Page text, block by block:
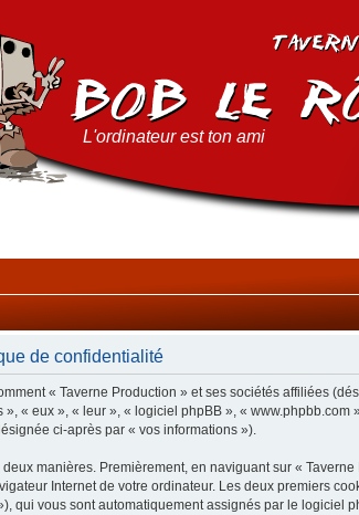
L'ordinateur est ton ami
de confidentialité
« Taverne Production » et ses sociétés affiliées
« eux », « leur », « logiciel phpBB », «
ci-après par « vos informations »).
manières. Premièrement, en naviguant sur «
Internet de votre ordinateur. Les deux premiers
qui vous sont automatiquement assignés par le logiciel